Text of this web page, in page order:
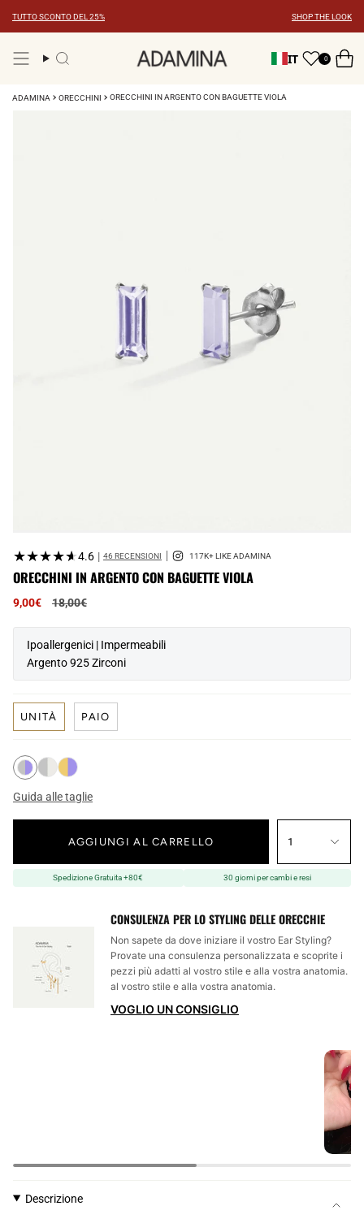
contenuto
TUTTO SCONTO DEL 25% SHOP THE LOOK
Ricerca IT 0
ADAMINA ORECCHINI ORECCHINI IN ARGENTO CON BAGUETTE VIOLA
★★★★★
★★★★★4.6 | 46 RECENSIONI
ORECCHINI IN ARGENTO CON BAGUETTE VIOLA
9,00€
Prezzo
18,00€
Ipoallergenici | Impermeabili
Argento 925 Zirconi
UNITÀ PAIO
Guida alle taglie
1
AGGIUNGI AL CARRELLO
Spedizione Gratuita +80€ 30 giorni per cambi e resi
CONSULENZA PER LO STYLING DELLE ORECCHIE
Non sapete da dove iniziare il vostro Ear Styling?
Provate una consulenza personalizzata e scoprite i
pezzi più adatti al vostro stile e alla vostra anatomia.
al vostro stile e alla vostra anatomia.
VOGLIO UN CONSIGLIO
Descrizione